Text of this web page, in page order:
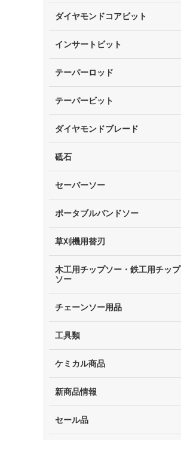
ダイヤモンドコアビット
インサートビット
テーパーロッド
テーパービット
ダイヤモンドブレード
砥石
セーバーソー
ポータブルバンドソー
草刈機用替刃
木工用チップソー・鉄工用チップ
ソー
チェーンソー用品
工具類
ケミカル商品
新商品情報
セール品